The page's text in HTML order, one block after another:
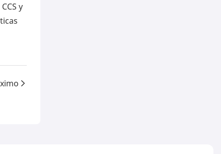
y